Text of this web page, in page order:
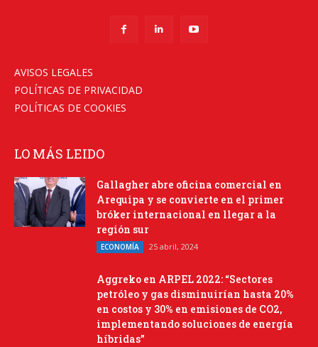
AVISOS LEGALES
POLÍTICAS DE PRIVACIDAD
POLÍTICAS DE COOKIES
LO MÁS LEIDO
Gallagher abre oficina comercial en
Arequipa y se convierte en el primer
bróker internacional en llegar a la
región sur
ECONOMÍA 25 abril, 2024
Aggreko en ARPEL 2022: “Sectores
petróleo y gas disminuirían hasta 20%
en costos y 30% en emisiones de CO2,
implementando soluciones de energía
híbridas”